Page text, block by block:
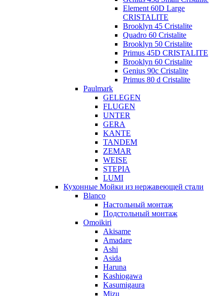
Element 60D Large
CRISTALITE
Brooklyn 45 Cristalite
Quadro 60 Cristalite
Brooklyn 50 Cristalite
Primus 45D CRISTALITE
Brooklyn 60 Cristalite
Genius 90c Cristalite
Primus 80 d Cristalite
Paulmark
GELEGEN
FLUGEN
UNTER
GERA
KANTE
TANDEM
ZEMAR
WEISE
STEPIA
LUMI
Кухонные Мойки из нержавеющей стали
Blanco
Настольный монтаж
Подстольный монтаж
Omoikiri
Akisame
Amadare
Ashi
Asida
Haruna
Kashiogawa
Kasumigaura
Mizu